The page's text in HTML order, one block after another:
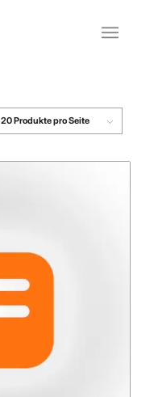
20 Produkte pro Seite